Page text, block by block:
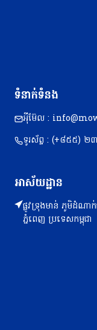
ទំនាក់ទំនង
អុីម៊ែល :
ទូរស័ព្ទ : (+៨៥៥)
អាស័យដ្ឋាន
ផ្លូវទ្រុងមាន់ ភូមិដំណា
ភ្នំពេញ ប្រទេសកម្ពុជា